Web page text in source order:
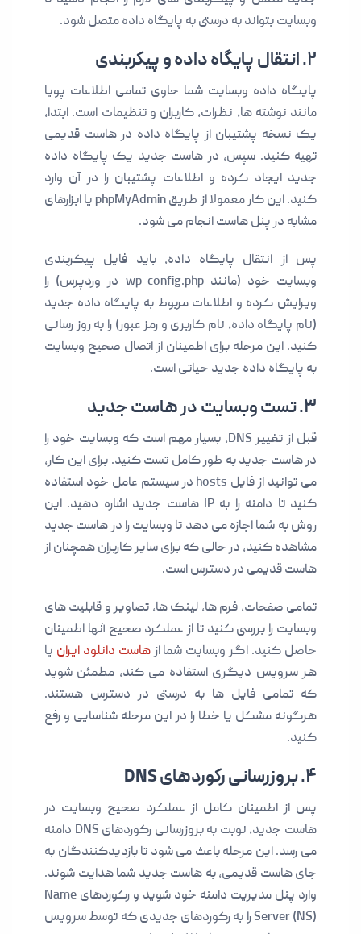
وبسایت بتواند به درستی به پایگاه داده متصل شود.
۲. انتقال پایگاه داده و پیکربندی
پایگاه داده وبسایت شما حاوی تمامی اطلاعات پویا
مانند نوشته ها، نظرات، کاربران و تنظیمات است. ابتدا،
یک نسخه پشتیبان از پایگاه داده در هاست قدیمی
تهیه کنید. سپس، در هاست جدید یک پایگاه داده
جدید ایجاد کرده و اطلاعات پشتیبان را در آن وارد
کنید. این کار معمولا از طریق phpMyAdmin یا ابزارهای
مشابه در پنل هاست انجام می شود.
پس از انتقال پایگاه داده، باید فایل پیکربندی
وبسایت خود (مانند wp-config.php در وردپرس) را
ویرایش کرده و اطلاعات مربوط به پایگاه داده جدید
(نام پایگاه داده، نام کاربری و رمز عبور) را به روز رسانی
کنید. این مرحله برای اطمینان از اتصال صحیح وبسایت
به پایگاه داده جدید حیاتی است.
۳. تست وبسایت در هاست جدید
قبل از تغییر DNS، بسیار مهم است که وبسایت خود را
در هاست جدید به طور کامل تست کنید. برای این کار،
می توانید از فایل hosts در سیستم عامل خود استفاده
کنید تا دامنه را به IP هاست جدید اشاره دهید. این
روش به شما اجازه می دهد تا وبسایت را در هاست جدید
مشاهده کنید، در حالی که برای سایر کاربران همچنان از
هاست قدیمی در دسترس است.
تمامی صفحات، فرم ها، لینک ها، تصاویر و قابلیت های
وبسایت را بررسی کنید تا از عملکرد صحیح آنها اطمینان
حاصل کنید. اگر وبسایت شما ازهاست دانلود ایران یا
هر سرویس دیگری استفاده می کند، مطمئن شوید
که تمامی فایل ها به درستی در دسترس هستند.
هرگونه مشکل یا خطا را در این مرحله شناسایی و رفع
کنید.
۴. بروزرسانی رکوردهای DNS
پس از اطمینان کامل از عملکرد صحیح وبسایت در
هاست جدید، نوبت به بروزرسانی رکوردهای DNS دامنه
می رسد. این مرحله باعث می شود تا بازدیدکنندگان به
جای هاست قدیمی، به هاست جدید شما هدایت شوند.
وارد پنل مدیریت دامنه خود شوید و رکوردهای Name
Server (NS) را به رکوردهای جدیدی که توسط سرویس